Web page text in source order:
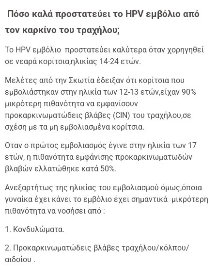
Πόσο καλά προστατεύει το HPVεμβόλιο από
τον καρκίνο του τραχήλου;
Το HPV εμβόλιο προστατεύει καλύτερα όταν χορηγηθεί
σε νεαρά κορίτσια,ηλικίας 14-24 ετών.
Μελέτες από την Σκωτία έδειξαν ότι κορίτσια που
εμβολιάστηκαν στην ηλικία των 12-13 ετών,είχαν 90%
μικρότερη πιθανότητα να εμφανίσουν
προκαρκινωματώδεις βλάβες (CIN) του τραχήλου,σε
σχέση με τα μη εμβολιασμένα κορίτσια.
Οταν ο πρώτος εμβολιασμός έγινε στην ηλικία των 17
ετών, η πιθανότητα εμφάνισης προκαρκινωματωδών
βλαβών ελλατώθηκε κατά 50%.
Ανεξαρτήτως της ηλικίας του εμβολιασμού όμως,όποια
γυναίκα έχει κάνει το εμβόλιο έχει σημαντικά μικρότερη
πιθανότητα να νοσήσει από :
1. Kονδυλώματα.
2. Προκαρκινωματώδεις βλάβες τραχήλου/κόλπου/
αιδοίου .